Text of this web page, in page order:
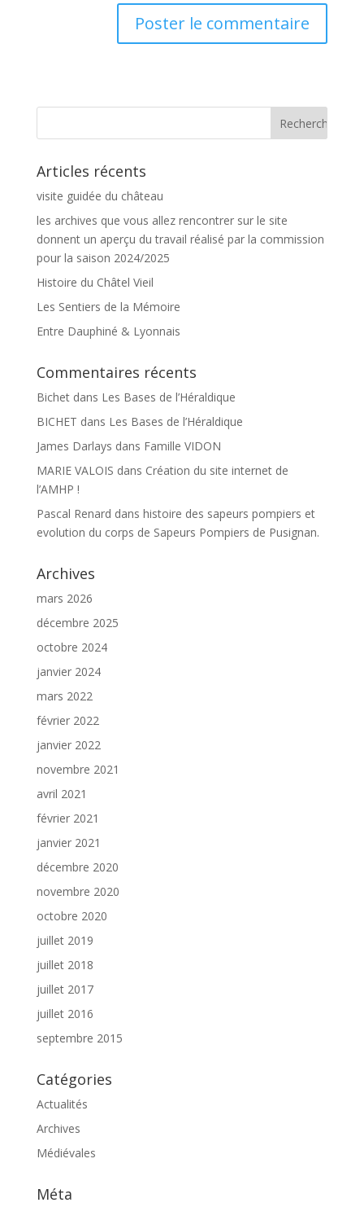
Articles récents
visite guidée du château
les archives que vous allez rencontrer sur le site
donnent un aperçu du travail réalisé par la commission
pour la saison 2024/2025
Histoire du Châtel Vieil
Les Sentiers de la Mémoire
Entre Dauphiné & Lyonnais
Commentaires récents
Bichetdans Les Bases de l’Héraldique
BICHET dans Les Bases de l’Héraldique
James Darlays dans Famille VIDON
MARIE VALOIS dans Création du site internet de
l’AMHP !
Pascal Renard dans histoire des sapeurs pompiers et
evolution du corps de Sapeurs Pompiers de Pusignan.
Archives
mars 2026
décembre 2025
octobre 2024
janvier 2024
mars 2022
février 2022
janvier 2022
novembre 2021
avril 2021
février 2021
janvier 2021
décembre 2020
novembre 2020
octobre 2020
juillet 2019
juillet 2018
juillet 2017
juillet 2016
septembre 2015
Catégories
Actualités
Archives
Médiévales
Méta